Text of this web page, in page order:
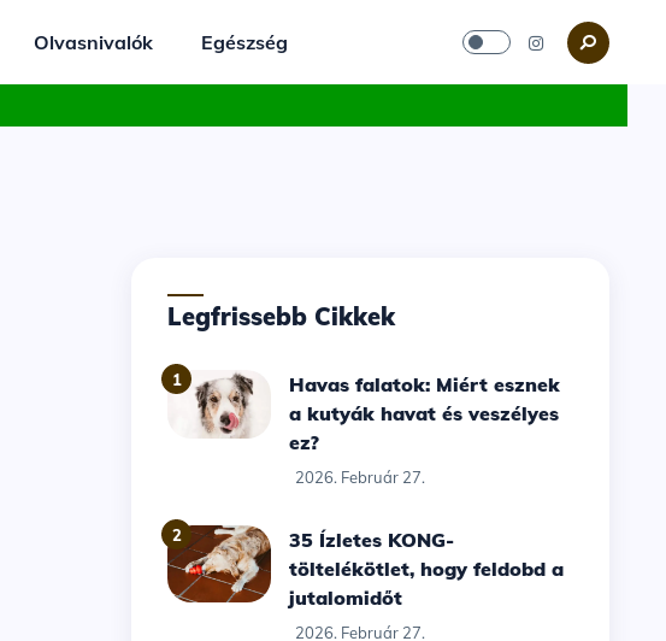
Olvasnivalók Egészség
Legfrissebb Cikkek
1
Havas falatok: Miért esznek
a kutyák havat és veszélyes
ez?
2026. Február 27.
2
35 Ízletes KONG-
töltelékötlet, hogy feldobd a
jutalomidőt
2026. Február 27.